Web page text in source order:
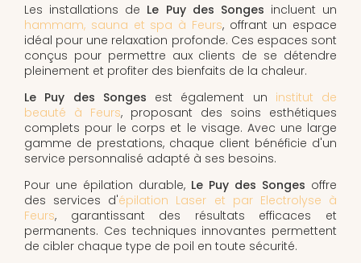
Les installations de Le Puy des Songes incluent un
hammam, sauna et spa à Feurs, offrant un espace
idéal pour une relaxation profonde. Ces espaces sont
conçus pour permettre aux clients de se détendre
pleinement et profiter des bienfaits de la chaleur.
Le Puy des Songes est également un institut de
beauté à Feurs, proposant des soins esthétiques
complets pour le corps et le visage. Avec une large
gamme de prestations, chaque client bénéficie d'un
service personnalisé adapté à ses besoins.
Pour une épilation durable, Le Puy des Songes offre
des services d'épilation Laser et par Electrolyse à
Feurs, garantissant des résultats efficaces et
permanents. Ces techniques innovantes permettent
de cibler chaque type de poil en toute sécurité.